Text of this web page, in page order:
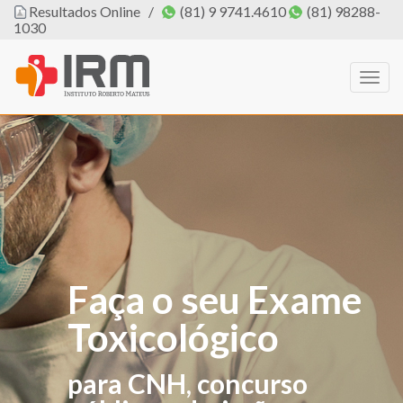
Resultados Online / (81) 9 9741.4610
(81) 98288-
1030
Faça o seu Exame
Toxicológico
para CNH, concurso
O IRM agora tem
PROFISSIONAL
DE EDUCAÇÃO